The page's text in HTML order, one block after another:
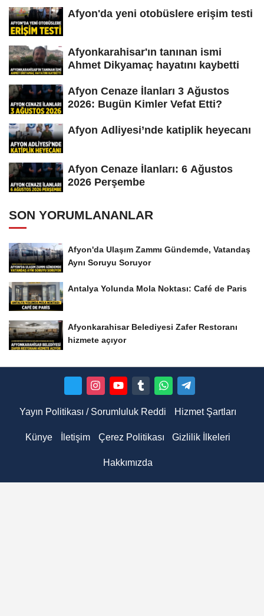
Afyon'da yeni otobüslere erişim testi
Afyonkarahisar'ın tanınan ismi
Ahmet Dikyamaç hayatını kaybetti
Afyon Cenaze İlanları 3 Ağustos
2026: Bugün Kimler Vefat Etti?
Afyon Adliyesi’nde katiplik heyecanı
Afyon Cenaze İlanları: 6 Ağustos
2026 Perşembe
SON YORUMLANANLAR
Afyon'da Ulaşım Zammı Gündemde, Vatandaş
Aynı Soruyu Soruyor
Antalya Yolunda Mola Noktası: Café de Paris
Afyonkarahisar Belediyesi Zafer Restoranı
hizmete açıyor
Yayın Politikası / Sorumluluk Reddi Hizmet Şartları
Künye İletişim Çerez Politikası Gizlilik İlkeleri
Hakkımızda